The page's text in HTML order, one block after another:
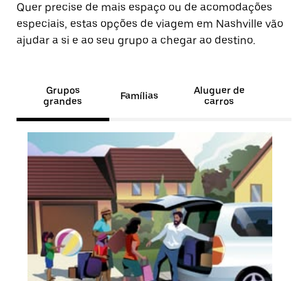
Quer precise de mais espaço ou de acomodações
especiais, estas opções de viagem em Nashville vão
ajudar a si e ao seu grupo a chegar ao destino.
Grupos
grandes
Famílias
Aluguer de
carros